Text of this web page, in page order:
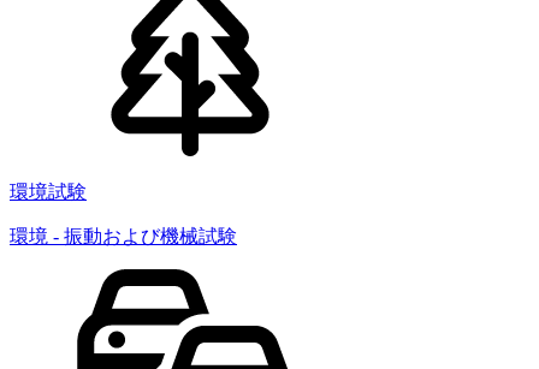
環境試験
環境 - 振動および機械試験